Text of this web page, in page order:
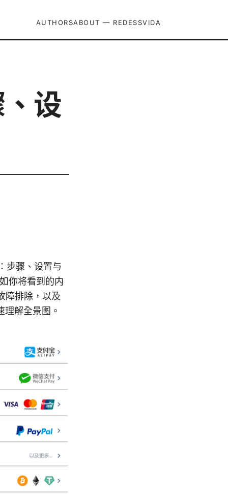
AUTHORSABOUT — REDESSVIDA
设
步骤、设置与
你将看到的内
障排除，以及
解全景图。